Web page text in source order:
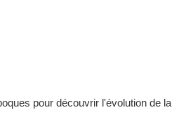
pour découvrir l'évolution de la